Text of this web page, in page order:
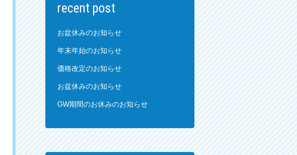
recent post
お盆休みのお知らせ
年末年始のお知らせ
価格改定のお知らせ
お盆休みのお知らせ
GW期間のお休みのお知らせ